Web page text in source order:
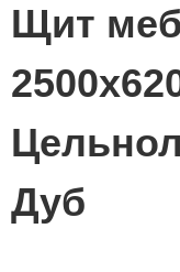
Щит
Дуб